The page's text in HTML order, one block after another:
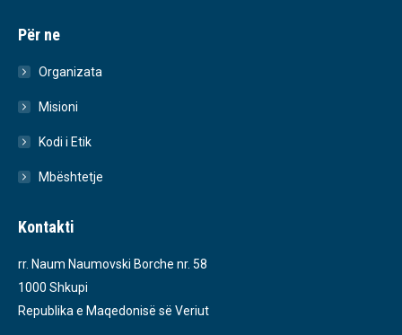
Për ne
Organizata
Misioni
Kodi i Etik
Mbështetje
Kontakti
rr. Naum Naumovski Borche nr. 58
1000 Shkupi
Republika e Maqedonisë së Veriut